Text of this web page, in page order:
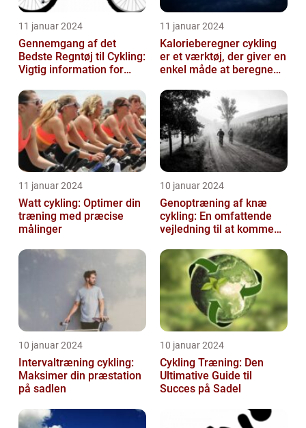
11 januar 2024
Gennemgang af det
Bedste Regntøj til Cykling:
Vigtig information for
Fritidsentusiaster
11 januar 2024
Kalorieberegner cykling
er et værktøj, der giver en
enkel måde at beregne
mængde k...
11 januar 2024
Watt cykling: Optimer din
træning med præcise
målinger
10 januar 2024
Genoptræning af knæ
cykling: En omfattende
vejledning til at komme
10 januar 2024
Intervaltræning cykling:
Maksimer din præstation
på sadlen
10 januar 2024
Cykling Træning: Den
Ultimative Guide til
Succes på Sadel